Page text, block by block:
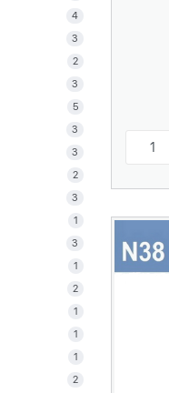
4
3
2
3
5
3
3
2
3
1
3
1
2
1
1
1
2